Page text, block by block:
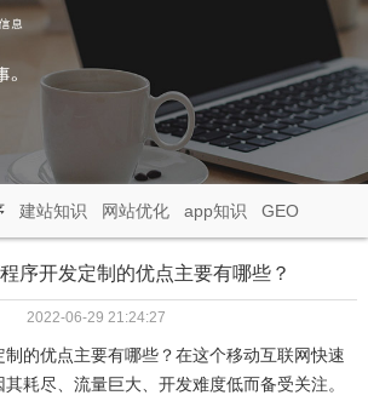
建站知识 网站优化 app知识 GEO
序开发定制的优点主要有哪些？
2022-06-29 21:24:27
制的优点主要有哪些？在这个移动互联网快速
耗尽、流量巨大、开发难度低而备受关注。